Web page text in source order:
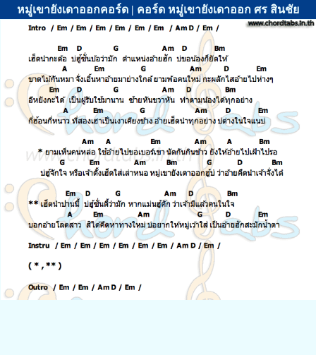
หมู่เขายังเดาออกคอร์ด | คอร์ด หมู่เขายังเดาออก ศร สินชัย